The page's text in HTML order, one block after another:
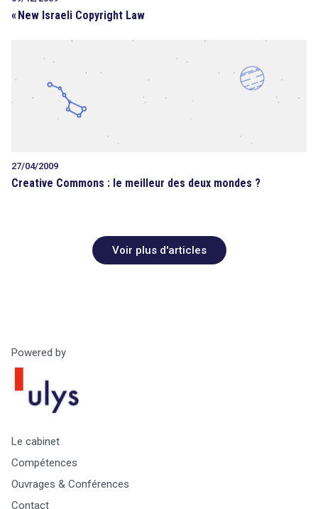
«New Israeli Copyright Law
27/04/2009
Creative Commons : le meilleur des deux mondes ?
Voir plus d'articles
Powered by
Le cabinet
Compétences
Ouvrages & Conférences
Contact